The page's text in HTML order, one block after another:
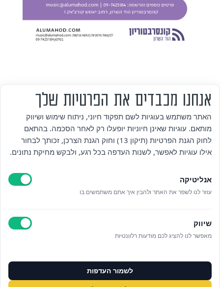
לפרטים נוספים בטלפון/הודעה
אזור אישי
מדיניות פרטיות
הצהרת נגישות
ניהול עוגיות
אנחנו מכבדים את הפרטיות שלך
האתר משתמש בעוגיות לשם תפקוד חיוני, ניתוח שימוש ושיווק
מותאם. עוגיות שאינן חיוניות יופעלו רק לאחר הסכמה. בהתאם
לחוק הגנת הפרטיות (תיקון 13) וחוק הגנת הצרכן, זכותך לבחור
אילו עוגיות לאפשר, לשנות העדפה בכל רגע, ולבקש מחיקת נתונים.
אנליטיקה
עוזר לנו לשפר את האתר ולהבין איך אתם משתמשים בו
שיווק
מאפשר לנו להציג לכם מודעות רלוונטיות
לשמור העדפות